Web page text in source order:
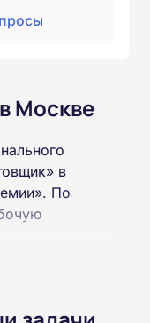
Москве
в
По